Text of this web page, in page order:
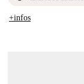
+infos